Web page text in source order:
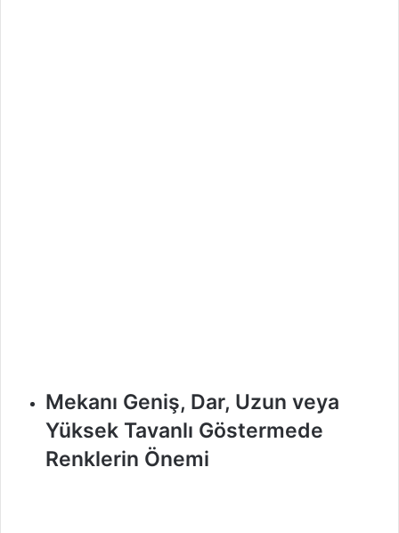
Mekanı Geniş, Dar, Uzun veya
Yüksek Tavanlı Göstermede
Renklerin Önemi